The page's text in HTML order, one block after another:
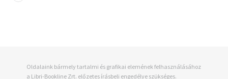
Oldalaink bármely tartalmi és grafikai elemének felhasználásához
a Libri-Bookline Zrt. előzetes írásbeli engedélye szükséges.